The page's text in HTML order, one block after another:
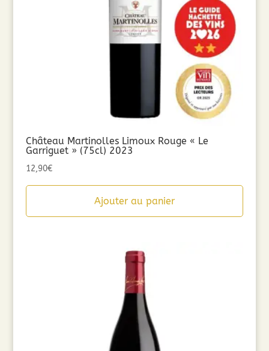
Château Martinolles Limoux Rouge « Le
Garriguet » (75cl) 2023
12,90€
Ajouter au panier